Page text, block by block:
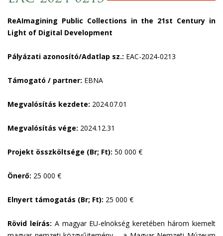
hely
ReAImagining Public Collections in the 21st Century in
Light of Digital Development
Pályázati azonosító/Adatlap sz.: EAC-2024-0213
Támogató / partner: EBNA
Megvalósítás kezdete: 2024.07.01
Megvalósítás vége: 2024.12.31
Projekt összköltsége (Br; Ft): 50 000 €
Önerő: 25 000 €
Elnyert támogatás (Br; Ft): 25 000 €
Rövid leírás: A magyar EU-elnökség keretében három kiemelt